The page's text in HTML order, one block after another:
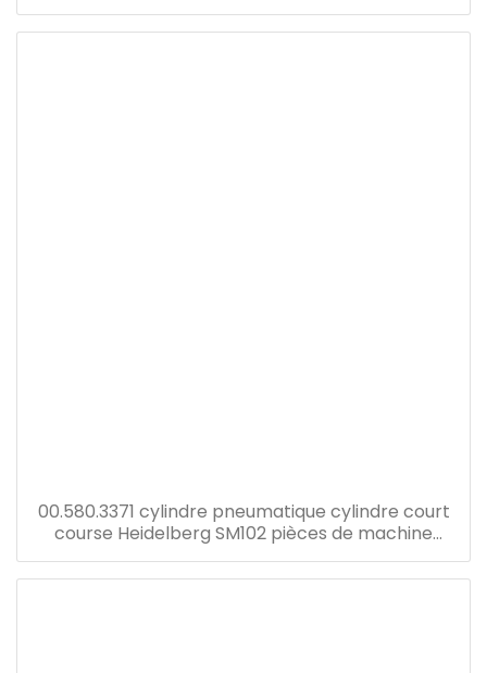
00.580.3371 cylindre pneumatique cylindre court
course Heidelberg SM102 pièces de machine